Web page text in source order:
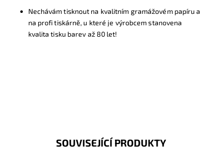
Nechávám tisknout na kvalitním gramážovém papíru a
na profi tiskárně, u které je výrobcem stanovena
kvalita tisku barev až 80 let!
SOUVISEJÍCÍ PRODUKTY